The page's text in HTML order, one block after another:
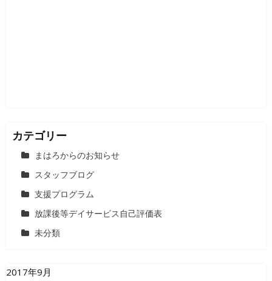
カテゴリー
まはろからのお知らせ
スタッフブログ
支援プログラム
放課後等デイサービス自己評価表
未分類
2017年9月